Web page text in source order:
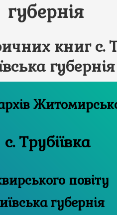
губернія
книг с.
губернія
Державний архів
с. Трубіївка
повіту
губернія